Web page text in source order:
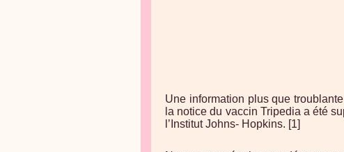
Une information plus que
la notice du vaccin Tripedia a été
l’Institut Johns- Hopkins. [1]